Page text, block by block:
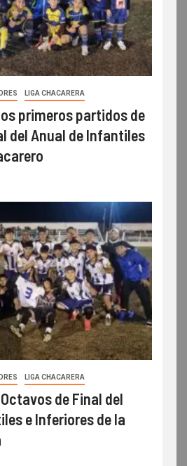
LIGA CHACARERA
primeros partidos de
del Anual de Infantiles
LIGA CHACARERA
de Final del
e Inferiores de la